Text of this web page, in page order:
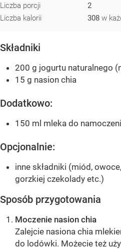
Liczba porcji
2
Liczba kalorii
308 w
Składniki
200 g jogurtu naturalnego
15 g nasion chia
Dodatkowo:
150 ml mleka do
Opcjonalnie:
inne składniki (miód,
gorzkiej czekolady etc.)
Sposób przygotowania
Moczenie nasion chia
Zalejcie nasiona chia
do lodówki. Możecie też